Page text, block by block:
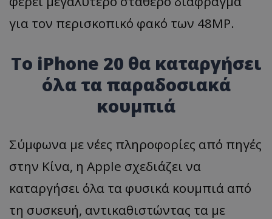
για τον περισκοπικό φακό των 48MP.
Το iPhone 20 θα καταργήσει
όλα τα παραδοσιακά
κουμπιά
Σύμφωνα με νέες πληροφορίες από πηγές
στην Κίνα, η Apple σχεδιάζει να
καταργήσει όλα τα φυσικά κουμπιά από
τη συσκευή, αντικαθιστώντας τα με